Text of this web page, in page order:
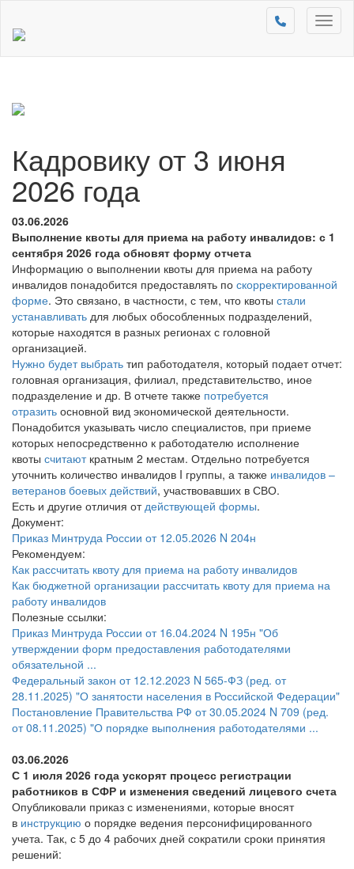
Кадровику от 3 июня
2026 года
03.06.2026
Выполнение квоты для приема на работу инвалидов: с 1
сентября 2026 года обновят форму отчета
Информацию о выполнении квоты для приема на работу
инвалидов понадобится предоставлять по скорректированной
форме. Это связано, в частности, с тем, что квоты стали
устанавливать для любых обособленных подразделений,
которые находятся в разных регионах с головной
организацией.
Нужно будет выбрать тип работодателя, который подает отчет:
головная организация, филиал, представительство, иное
подразделение и др. В отчете также потребуется
отразить основной вид экономической деятельности.
Понадобится указывать число специалистов, при приеме
которых непосредственно к работодателю исполнение
квоты считаюткратным 2 местам. Отдельно потребуется
уточнить количество инвалидов I группы, а также инвалидов –
ветеранов боевых действий, участвовавших в СВО.
Есть и другие отличия отдействующей формы.
Документ:
Приказ Минтруда России от 12.05.2026 N 204н
Рекомендуем:
Как рассчитать квоту для приема на работу инвалидов
Как бюджетной организации рассчитать квоту для приема на
работу инвалидов
Полезные ссылки:
Приказ Минтруда России от 16.04.2024 N 195н "Об
утверждении форм предоставления работодателями
обязательной ...
Федеральный закон от 12.12.2023 N 565-ФЗ (ред. от
28.11.2025) "О занятости населения в Российской Федерации"
Постановление Правительства РФ от 30.05.2024 N 709 (ред.
от 08.11.2025) "О порядке выполнения работодателями ...
03.06.2026
С 1 июля 2026 года ускорят процесс регистрации
работников в СФР и изменения сведений лицевого счета
Опубликовали приказ с изменениями, которые вносят
в инструкцию о порядке ведения персонифицированного
учета. Так, с 5 до 4 рабочих дней сократили сроки принятия
решений: